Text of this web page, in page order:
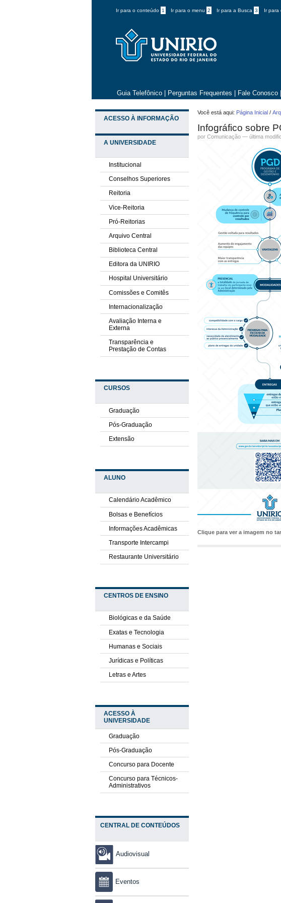
Ir para o conteúdo 1 Ir para o menu 2 Ir para a Busca 3 Ir para
Guia Telefônico Perguntas Frequentes Fale Conosco
ACESSO À INFORMAÇÃO
A UNIVERSIDADE
Institucional
Conselhos Superiores
Reitoria
Vice-Reitoria
Pró-Reitorias
Arquivo Central
Biblioteca Central
Editora da UNIRIO
Hospital Universitário
Comissões e Comitês
Internacionalização
Avaliação Interna e
Externa
Transparência e
Prestação de Contas
CURSOS
Graduação
Pós-Graduação
Extensão
ALUNO
Calendário Acadêmico
Bolsas e Benefícios
Informações Acadêmicas
Transporte Intercampi
Restaurante Universitário
CENTROS DE ENSINO
Biológicas e da Saúde
Exatas e Tecnologia
Humanas e Sociais
Jurídicas e Políticas
Letras e Artes
ACESSO À
UNIVERSIDADE
Graduação
Pós-Graduação
Concurso para Docente
Concurso para Técnicos-
Administrativos
CENTRAL DE CONTEÚDOS
Audiovisual
Eventos
Você está aqui: Página Inicial /
Infográfico sobre
porComunicação —última
Clique para ver a imagem no